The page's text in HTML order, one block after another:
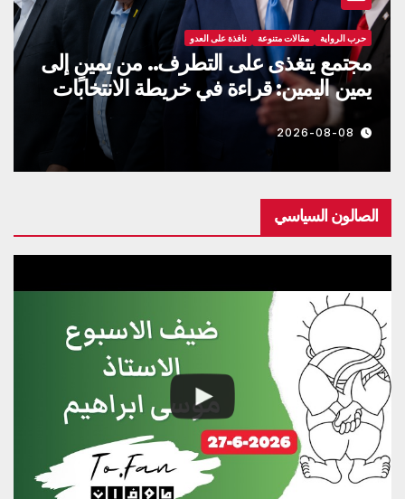
تحليلات سياسية حرب الرواية مقالات متنوعة
الحلف الثلاثي ضد مَن؟
2026-08-08
الصالون السياسي